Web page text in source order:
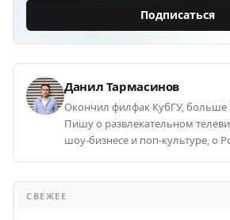
Подписаться
Данил Тармасинов
Окончил филфак КубГУ, больше
Пишу о развлекательном
шоу-бизнесе и поп-культуре, о
СВЕЖЕЕ